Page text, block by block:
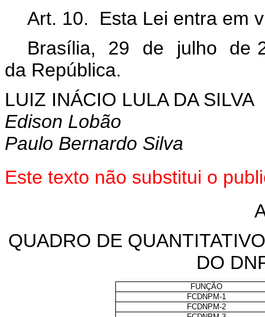
Art. 10. Esta Lei entra em
Brasília, 29 de julho de
da República.
LUIZ INÁCIO LULA DA SILVA
Edison Lobão
Paulo Bernardo Silva
Este texto não substitui o
QUADRO DE
DO
FUNÇÃO
FCDNPM-1
FCDNPM-2